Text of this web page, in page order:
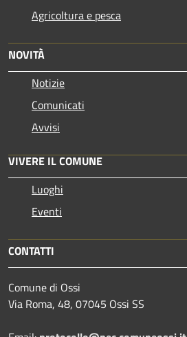
Agricoltura e pesca
NOVITÀ
Notizie
Comunicati
Avvisi
VIVERE IL COMUNE
Luoghi
Eventi
CONTATTI
Comune di Ossi
Via Roma, 48, 07045 Ossi SS